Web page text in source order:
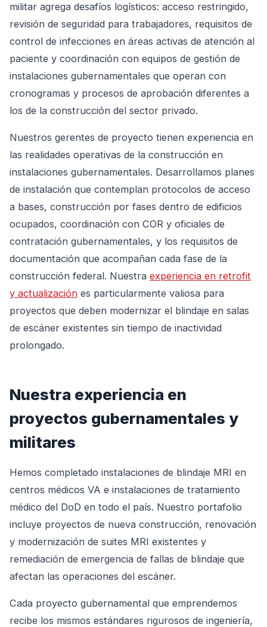
militar agrega desafíos logísticos: acceso restringido,
revisión de seguridad para trabajadores, requisitos de
control de infecciones en áreas activas de atención al
paciente y coordinación con equipos de gestión de
instalaciones gubernamentales que operan con
cronogramas y procesos de aprobación diferentes a
los de la construcción del sector privado.
Nuestros gerentes de proyecto tienen experiencia en
las realidades operativas de la construcción en
instalaciones gubernamentales. Desarrollamos planes
de instalación que contemplan protocolos de acceso
a bases, construcción por fases dentro de edificios
ocupados, coordinación con COR y oficiales de
contratación gubernamentales, y los requisitos de
documentación que acompañan cada fase de la
construcción federal. Nuestra experiencia en retrofit
y actualización es particularmente valiosa para
proyectos que deben modernizar el blindaje en salas
de escáner existentes sin tiempo de inactividad
prolongado.
Nuestra experiencia en
proyectos gubernamentales y
militares
Hemos completado instalaciones de blindaje MRI en
centros médicos VA e instalaciones de tratamiento
médico del DoD en todo el país. Nuestro portafolio
incluye proyectos de nueva construcción, renovación
y modernización de suites MRI existentes y
remediación de emergencia de fallas de blindaje que
afectan las operaciones del escáner.
Cada proyecto gubernamental que emprendemos
recibe los mismos estándares rigurosos de ingeniería,